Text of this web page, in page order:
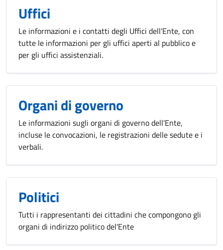
Uffici
Le informazioni e i contatti degli Uffici dell'Ente, con
tutte le informazioni per gli uffici aperti al pubblico e
per gli uffici assistenziali.
Organi di governo
Le informazioni sugli organi di governo dell'Ente,
incluse le convocazioni, le registrazioni delle sedute e i
verbali.
Politici
Tutti i rappresentanti dei cittadini che compongono gli
organi di indirizzo politico del'Ente